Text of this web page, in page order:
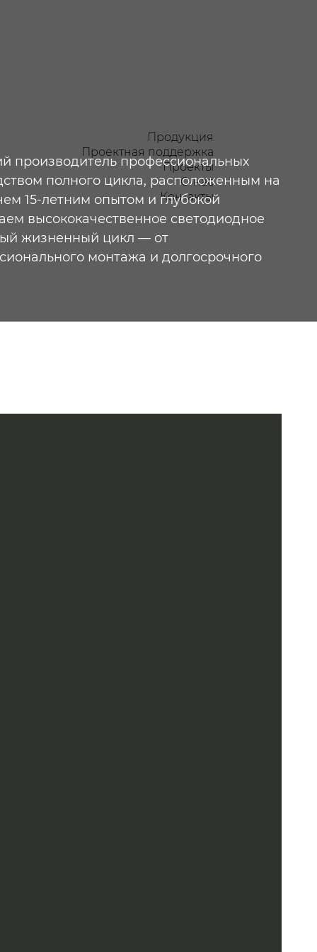
Продукция
Проектная поддержка
Проекты
О нас
Контакты
производитель профессиональных
полного цикла, расположенным на
15-летним опытом и глубокой
высококачественное светодиодное
жизненный цикл — от
монтажа и долгосрочного